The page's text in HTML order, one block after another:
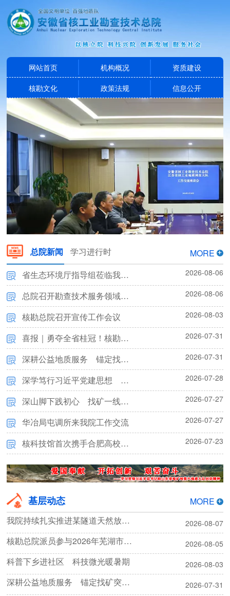
网站首页 机构概况
资质建设
核勘文化
政策法规 信息公开
总院领导赴江苏省核工业地质调查大队开展工作交流
总院新闻 学习进行时
MORE
省生态环境厅指导组莅临我院调研指导
2026-08-06
总院召开勘查技术服务领域专题廉政教育暨集体廉政谈话会议 2026-08-06
核勘总院召开宣传工作会议 2026-08-03
喜报｜勇夺全省桂冠！核勘总院职工斩获2026年安徽省科普讲解大赛决赛第一名 2026-07-31
深耕公益地质服务 锚定找矿突破战略——总院新承担省级财政项目任务书正式下达 2026-07-31
深学笃行习近平党建思想 牢固树立和践行正确政绩观——党支部召开专题党课报告会 2026-07-28
深山脚下践初心 找矿一线担使命——核勘总院云南项目纪实 2026-07-27
华冶局屯调所来我院工作交流 2026-07-27
核科技馆首次携手合肥高校宣讲团开展“两弹一星”精神实践研学活动 2026-07-23
基层动态
MORE
我院持续扎实推进某隧道天然放射性动态监测项目
2026-08-07
核勘总院派员参与2026年芜湖市暨繁昌区地质灾害应急处置综合演练 2026-08-05
科普下乡进社区 科技微光暖暑期 2026-08-03
深耕公益地质服务 锚定找矿突破战略 2026-07-31